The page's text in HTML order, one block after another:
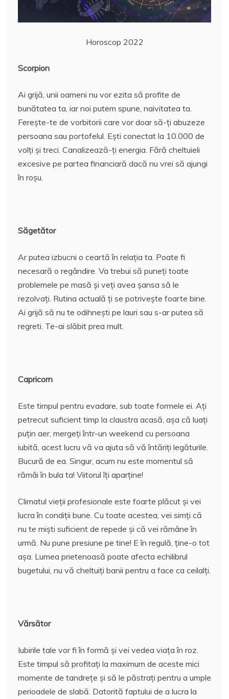
Horoscop 2022
Scorpion
Ai grijă, unii oameni nu vor ezita să profite de
bunătatea ta, iar noi putem spune, naivitatea ta.
Ferește-te de vorbitorii care vor doar să-ți abuzeze
persoana sau portofelul. Ești conectat la 10.000 de
volți și treci. Canalizează-ți energia. Fără cheltuieli
excesive pe partea financiară dacă nu vrei să ajungi
în roșu.
Săgetător
Ar putea izbucni o ceartă în relația ta. Poate fi
necesară o regândire. Va trebui să puneți toate
problemele pe masă și veți avea șansa să le
rezolvați. Rutina actuală ți se potrivește foarte bine.
Ai grijă să nu te odihnești pe lauri sau s-ar putea să
regreti. Te-ai slăbit prea mult.
Capricorn
Este timpul pentru evadare, sub toate formele ei. Ați
petrecut suficient timp la claustra acasă, așa că luați
puțin aer, mergeți într-un weekend cu persoana
iubită, acest lucru vă va ajuta să vă întăriți legăturile.
Bucură de ea. Singur, acum nu este momentul să
rămâi în bula ta! Viitorul îți aparține!
Climatul vieții profesionale este foarte plăcut și vei
lucra în condiții bune. Cu toate acestea, vei simți că
nu te miști suficient de repede și că vei rămâne în
urmă. Nu pune presiune pe tine! E în regulă, ține-o tot
așa. Lumea prietenoasă poate afecta echilibrul
bugetului, nu vă cheltuiți banii pentru a face ca ceilalți.
Vărsător
Iubirile tale vor fi în formă și vei vedea viața în roz.
Este timpul să profitați la maximum de aceste mici
momente de tandrețe și să le păstrați pentru a umple
perioadele de slabă. Datorită faptului de a lucra la